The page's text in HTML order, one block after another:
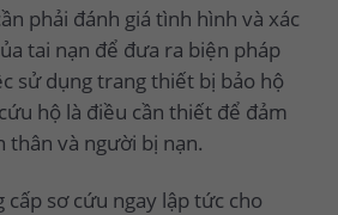
phải đánh giá tình hình và xác
tai nạn để đưa ra biện pháp
sử dụng trang thiết bị bảo hộ
hộ là điều cần thiết để đảm
thân và người bị nạn.
sơ cứu ngay lập tức cho